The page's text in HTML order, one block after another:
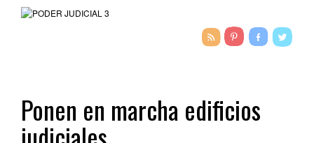
Ponen en marcha edificios